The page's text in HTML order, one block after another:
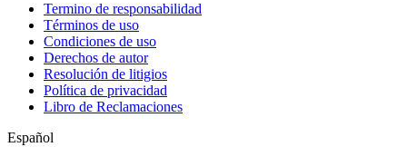
Termino de responsabilidad
Términos de uso
Condiciones de uso
Derechos de autor
Resolución de litigios
Política de privacidad
Libro de Reclamaciones
Español